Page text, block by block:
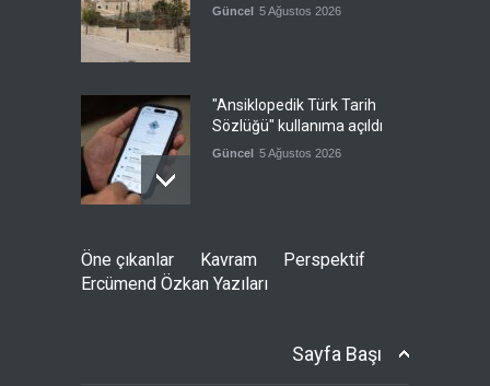
Güncel 5 Ağustos 2026
"Ansiklopedik Türk Tarih
Sözlüğü" kullanıma açıldı
Güncel 5 Ağustos 2026
Almanya'nın otomotiv
merkezli ekonomi modeli
sınıra dayandı
Öne çıkanlar Kavram
Perspektif
Ercümend Özkan Yazıları
Sayfa Başı